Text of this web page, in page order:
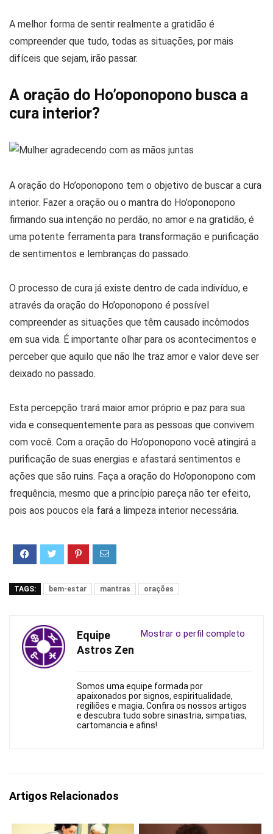
A melhor forma de sentir realmente a gratidão é
compreender que tudo, todas as situações, por mais
difíceis que sejam, irão passar.
A oração do Ho’oponopono busca a
cura interior?
A oração do Ho’oponopono tem o objetivo de buscar a cura
interior. Fazer a oração ou o mantra do Ho’oponopono
firmando sua intenção no perdão, no amor e na gratidão, é
uma potente ferramenta para transformação e purificação
de sentimentos e lembranças do passado.
O processo de cura já existe dentro de cada indivíduo, e
através da oração do Ho’oponopono é possível
compreender as situações que têm causado incômodos
em sua vida. É importante olhar para os acontecimentos e
perceber que aquilo que não lhe traz amor e valor deve ser
deixado no passado.
Esta percepção trará maior amor próprio e paz para sua
vida e consequentemente para as pessoas que convivem
com você. Com a oração do Ho’oponopono você atingirá a
purificação de suas energias e afastará sentimentos e
ações que são ruins. Faça a oração do Ho’oponopono com
frequência, mesmo que a princípio pareça não ter efeito,
pois aos poucos ela fará a limpeza interior necessária.
TAGS: bem-estar mantras orações
Mostrar o perfil completo
Equipe
Astros Zen
Somos uma equipe formada por
apaixonados por signos, espiritualidade,
regiliões e magia. Confira os nossos artigos
e descubra tudo sobre sinastria, simpatias,
cartomancia e afins!
Artigos Relacionados